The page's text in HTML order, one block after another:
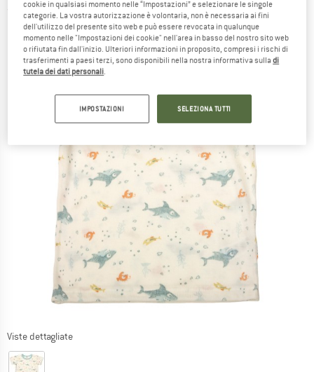
(0)
Viste dettagliate
cookie in qualsiasi momento nelle “Impostazioni” e selezionare le singole
categorie. La vostra autorizzazione è volontaria, non è necessaria ai fini
dell'utilizzo del presente sito web e può essere revocata in qualunque
momento nelle "Impostazioni dei cookie" nell'area in basso del nostro sito web
o rifiutata fin dall'inizio. Ulteriori informazioni in proposito, compresi i rischi di
trasferimenti a paesi terzi, sono disponibili nella nostra informativa sulladi
tutela dei dati personali
IMPOSTAZIONI SELEZIONA TUTTI